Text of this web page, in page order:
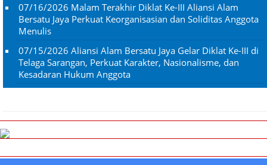
07/16/2026 Malam Terakhir Diklat Ke-III Aliansi Alam
Bersatu Jaya Perkuat Keorganisasian dan Soliditas Anggota
Menulis
07/15/2026 Aliansi Alam Bersatu Jaya Gelar Diklat Ke-III di
Telaga Sarangan, Perkuat Karakter, Nasionalisme, dan
Kesadaran Hukum Anggota